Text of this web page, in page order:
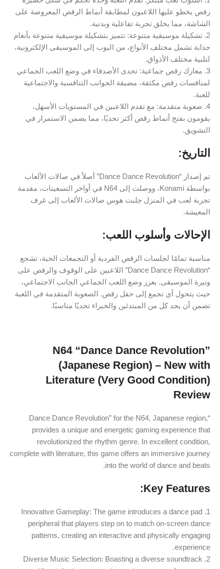
رقص يخطو عليها اللاعبون لمطابقة أنماط الرقص المعروضة على
الشاشة، مما يخلق تجربة تفاعلية وبدنية.
2. تشكيلة موسيقية متنوعة: تتميز بتشكيلة موسيقية متنوعة بأنغام
جذابة تشمل مختلف الأنواع، من البوب إلى الموسيقى الإلكترونية،
لتلبية مختلف الأذواق.
3. معارك رقص جماعية: تحدى الأصدقاء في وضع اللعب الجماعي
لمنافسات رقص مكثفة، مضيفة الجوانب التنافسية والاجتماعية
للعبة.
4. صعوبة متقدمة: مع تقدم اللاعبين في المستويات الأسهل،
يقومون بفتح أنماط رقص أكثر تحديًا، مما يضمن الاستمرار في
التشويق.
التاريخ:
تم إصدار “Dance Dance Revolution” أصلاً في صالات الألعاب
بواسطة Konami، ووصلت إلى N64 في أواخر التسعينات، مقدمة
تجربة لعب في المنزل جلبت هوس صالات الألعاب إلى غرف
المعيشة.
الإحالات وأسلوب اللعب:
مناسبة تمامًا لجلسات الرقص الفردية أو التجمعات الحية، تشجع
“Dance Dance Revolution” اللاعبين على الوقوف والرقص على
وتيرة الموسيقى. يعزز وضع اللعب الجماعي الجانب الاجتماعي،
حيث يتحول أي تجمع إلى حفل رقص. الصعوبة المتقدمة في اللعبة
تضمن أن يجد كل من المبتدئين والخبراء تحديًا مناسبًا.
N64 “Dance Dance Revolution”
(Japanese Region) – New with
Literature (Very Good Condition)
Review
“Dance Dance Revolution” for the N64, Japanese region,
provides a unique and energetic gaming experience that
revolutionized the rhythm genre. In excellent condition,
complete with literature, this game offers an immersive journey
into the world of dance and beats.
Key Features:
1. Innovative Gameplay: The game introduces a dance pad
peripheral that players step on to match on-screen dance
patterns, creating an interactive and physically engaging
experience.
2. Diverse Music Selection: Boasting a diverse soundtrack